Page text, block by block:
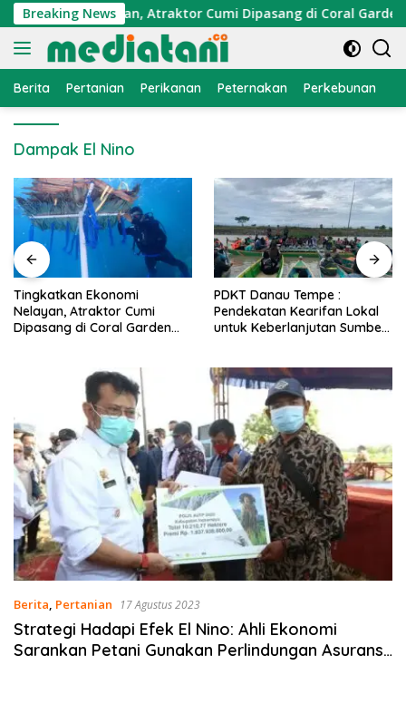
Langsung
ke
konten
Breaking News
Nelayan, Atraktor Cumi Dipasang di Coral Garden
Berita Pertanian Perikanan Peternakan Perkebunan
Dampak El Nino
PDKT Danau Tempe :
Pendekatan Kearifan Lokal
untuk Keberlanjutan Sumber
Cara Mengatasi Penyakit
PMK pada Sapi Perah
Alami dan Medis
Berita, Pertanian 17 Agustus 2023
Strategi Hadapi Efek El Nino: Ahli Ekonomi
Sarankan Petani Gunakan Perlindungan Asuransi